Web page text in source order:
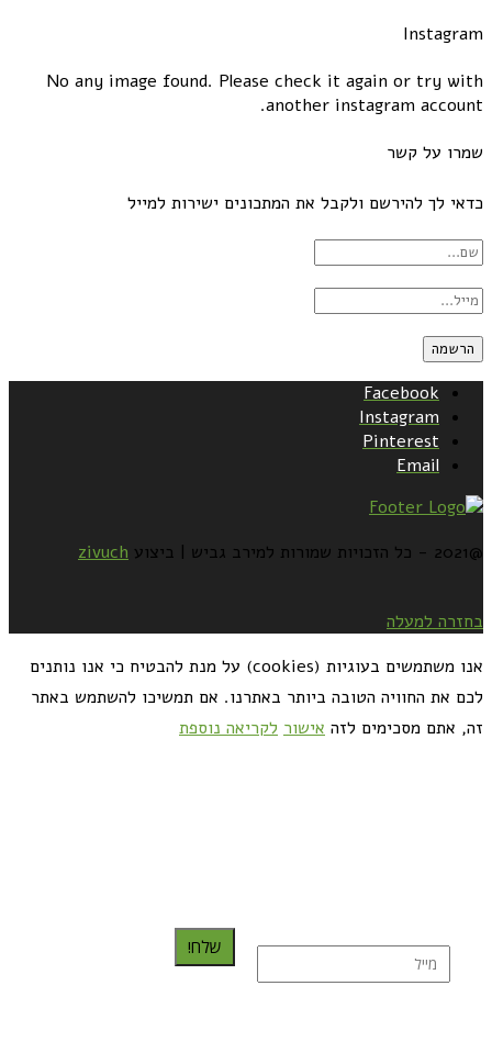
Instagram
No any image found. Please check it again or try with
another instagram account.
שמרו על קשר
כדאי לך להירשם ולקבל את המתכונים ישירות למייל
Facebook
Instagram
Pinterest
Email
@2021 - כל הזכויות שמורות למירב גביש | ביצוע zivuch
בחזרה למעלה
אנו משתמשים בעוגיות (cookies) על מנת להבטיח כי אנו נותנים
לכם את החוויה הטובה ביותר באתרנו. אם תמשיכו להשתמש באתר
זה, אתם מסכימים לזה אישור לקריאה נוספת
שלח!